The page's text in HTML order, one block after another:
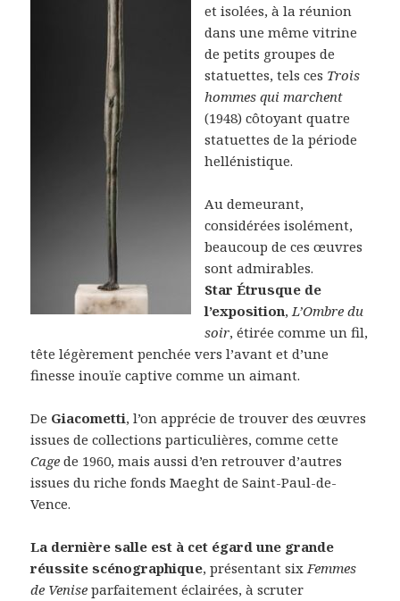
et isolées, à la réunion
dans une même vitrine
de petits groupes de
statuettes, tels ces Trois
hommes qui marchent
(1948) côtoyant quatre
statuettes de la période
hellénistique.
Au demeurant,
considérées isolément,
beaucoup de ces œuvres
sont admirables.
Star Étrusque de
l’exposition,L’Ombre du
soir, étirée comme un fil,
tête légèrement penchée vers l’avant et d’une
finesse inouïe captive comme un aimant.
De Giacometti, l’on apprécie de trouver des œuvres
issues de collections particulières, comme cette
Cage de 1960, mais aussi d’en retrouver d’autres
issues du riche fonds Maeght de Saint-Paul-de-
Vence.
La dernière salle est à cet égard une grande
réussite scénographique, présentant sixFemmes
de Venise parfaitement éclairées, à scruter